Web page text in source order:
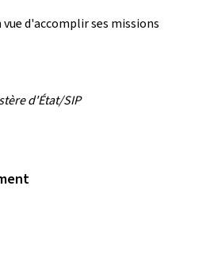
d'accomplir ses missions
d'État/SIP